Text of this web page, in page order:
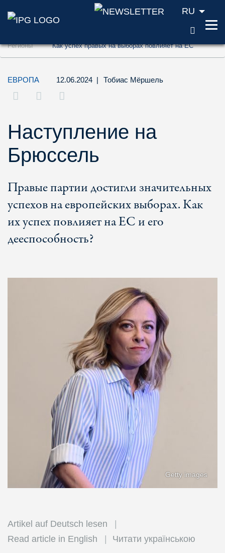
Перейти к содержанию (ключ доступа
Перейти к поиску (ключ доступа '2')
Перейти к навигации (ключ доступа '3')
RU
Регионы Как успех правых на выборах повлияет на ЕС
ЕВРОПА 12.06.2024 | Тобиас Мёршель
Наступление на
Брюссель
Правые партии достигли значительных
успехов на европейских выборах. Как
их успех повлияет на ЕС и его
дееспособность?
Getty images
Artikel auf Deutsch lesen
Read article in English
Читати українською